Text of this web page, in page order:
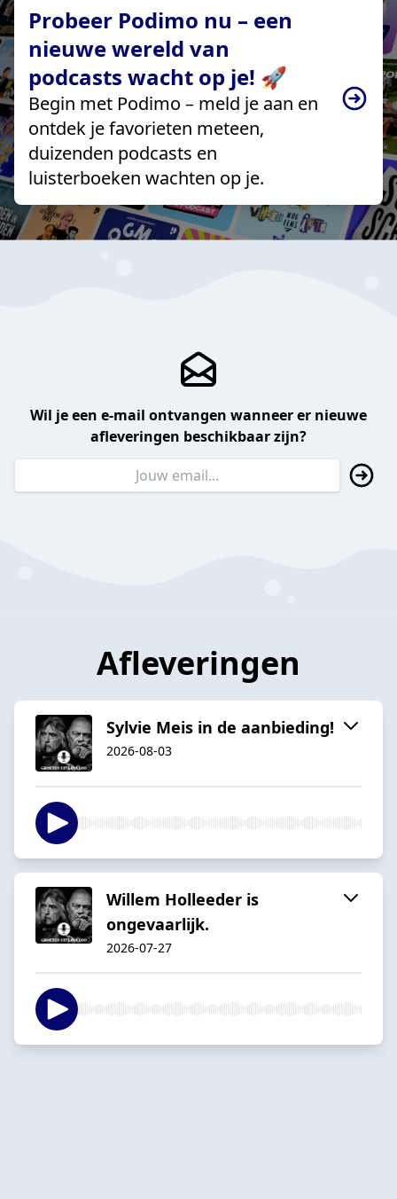
Probeer Podimo nu – een
nieuwe wereld van
podcasts wacht op je! 🚀
Begin met Podimo – meld je aan en
ontdek je favorieten meteen,
duizenden podcasts en
luisterboeken wachten op je.
Wil je een e-mail ontvangen wanneer er nieuwe
afleveringen beschikbaar zijn?
Afleveringen
Sylvie Meis in de aanbieding!
2026-08-03
Willem Holleeder is
ongevaarlijk.
2026-07-27